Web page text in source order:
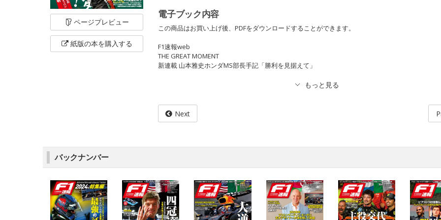
ページプレビュー
紙版の本を購入する
電子ブック内容
この商品はお買い上げ後、PDFをダウンロードすることができます。
F1速報web
THE GREAT MOMENT
新連載 山本雅史ホンダMS部長手記「勝利を見据えて」
Next
バックナンバー